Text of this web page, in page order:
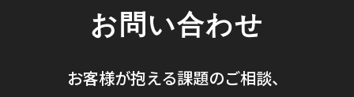
お問い合わせ
お客様が抱える課題のご相談、